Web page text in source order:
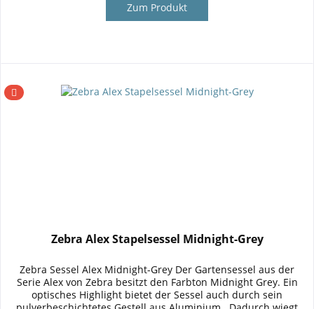
Zum Produkt
Zebra Alex Stapelsessel Midnight-Grey
Zebra Sessel Alex Midnight-Grey Der Gartensessel aus der
Serie Alex von Zebra besitzt den Farbton Midnight Grey. Ein
optisches Highlight bietet der Sessel auch durch sein